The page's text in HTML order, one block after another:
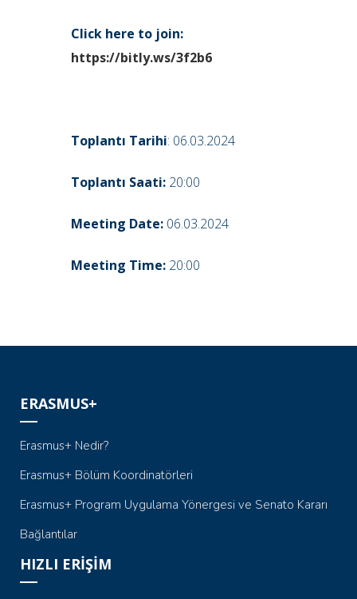
Click here to join:
https://bitly.ws/3f2b6
Toplantı Tarihi: 06.03.2024
Toplantı Saati: 20:00
Meeting Date: 06.03.2024
Meeting Time: 20:00
ERASMUS+
Erasmus+ Nedir?
Erasmus+ Bölüm Koordinatörleri
Erasmus+ Program Uygulama Yönergesi ve Senato Kararı
Bağlantılar
HIZLI ERİŞİM